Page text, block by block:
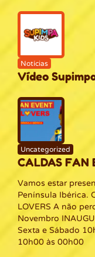
Notícias
Vídeo
Uncategorized
CALDAS FAN
Vamos estar
Península Ibérica.
LOVERS A não
Novembro
Sexta e Sábado
10h00 às 00h00